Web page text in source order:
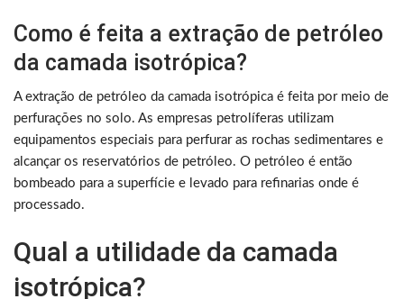
Como é feita a extração de petróleo
da camada isotrópica?
A extração de petróleo da camada isotrópica é feita por meio de
perfurações no solo. As empresas petrolíferas utilizam
equipamentos especiais para perfurar as rochas sedimentares e
alcançar os reservatórios de petróleo. O petróleo é então
bombeado para a superfície e levado para refinarias onde é
processado.
Qual a utilidade da camada
isotrópica?